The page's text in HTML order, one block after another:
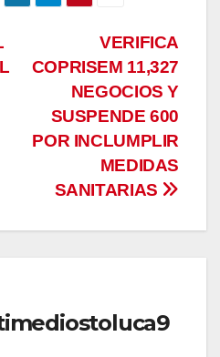
VERIFICA
COPRISEM 11,327
NEGOCIOS Y
SUSPENDE 600
POR INCLUMPLIR
MEDIDAS
SANITARIAS